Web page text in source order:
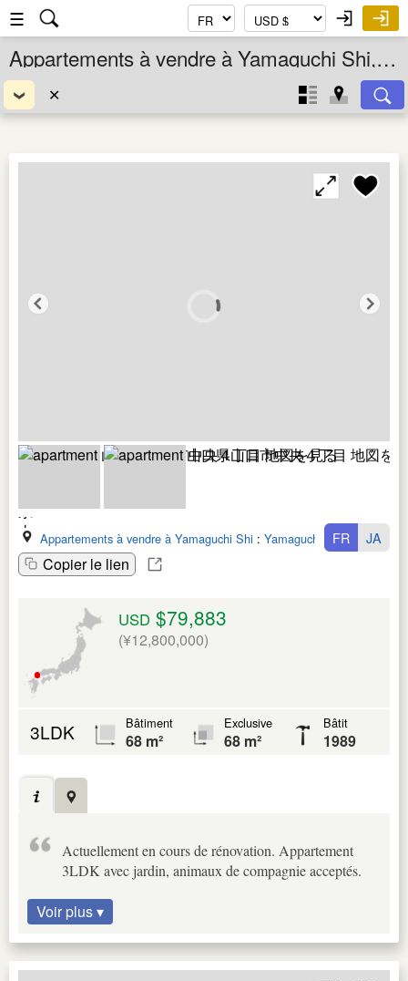
☰
Appartements à vendre à Yamaguchi Shi, Yamaguchi Ken, Chugoku, Japon
✕
Appartements à vendre à Yamaguchi Shi : Yamaguchi Ken
Copier le lien
FR JA
USD $79,883
(¥12,800,000)
3LDK Bâtiment
68 m²
Exclusive
68 m²
Bâtit
1989
Actuellement en cours de rénovation. Appartement
3LDK avec jardin, animaux de compagnie acceptés.
Voir plus ▾